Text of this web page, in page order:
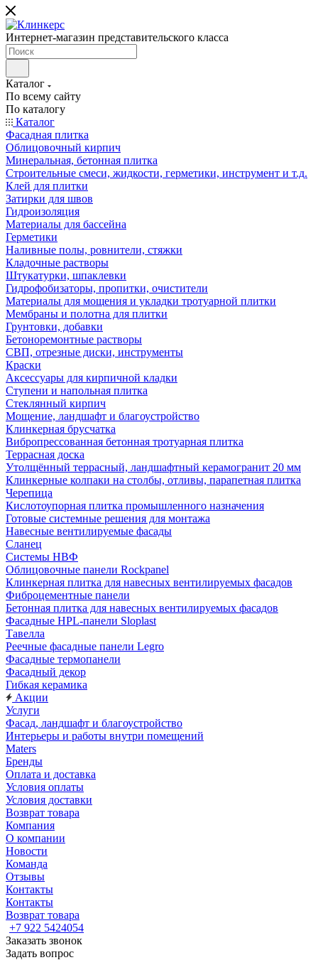
Интернет-магазин представительского класса
Каталог
По всему сайту
По каталогу
Каталог
Фасадная плитка
Облицовочный кирпич
Минеральная, бетонная плитка
Строительные смеси, жидкости, герметики, инструмент и т.д.
Клей для плитки
Затирки для швов
Гидроизоляция
Материалы для бассейна
Герметики
Наливные полы, ровнители, стяжки
Кладочные растворы
Штукатурки, шпаклевки
Гидрофобизаторы, пропитки, очистители
Материалы для мощения и укладки тротуарной плитки
Мембраны и полотна для плитки
Грунтовки, добавки
Бетоноремонтные растворы
СВП, отрезные диски, инструменты
Краски
Аксессуары для кирпичной кладки
Ступени и напольная плитка
Cтеклянный кирпич
Мощение, ландшафт и благоустройство
Клинкерная брусчатка
Вибропрессованная бетонная тротуарная плитка
Террасная доска
Утолщённый террасный, ландшафтный керамогранит 20 мм
Клинкерные колпаки на столбы, отливы, парапетная плитка
Черепица
Кислотоупорная плитка промышленного назначения
Готовые системные решения для монтажа
Навесные вентилируемые фасады
Сланец
Системы НВФ
Облицовочные панели Rockpanel
Клинкерная плитка для навесных вентилируемых фасадов
Фиброцементные панели
Бетонная плитка для навесных вентилируемых фасадов
Фасадные HPL-панели Sloplast
Тавелла
Реечные фасадные панели Legro
Фасадные термопанели
Фасадный декор
Гибкая керамика
Акции
Услуги
Фасад, ландшафт и благоустройство
Интерьеры и работы внутри помещений
Maters
Бренды
Оплата и доставка
Условия оплаты
Условия доставки
Возврат товара
Компания
О компании
Новости
Команда
Отзывы
Контакты
Контакты
Возврат товара
+7 922 5424054
Заказать звонок
Задать вопрос